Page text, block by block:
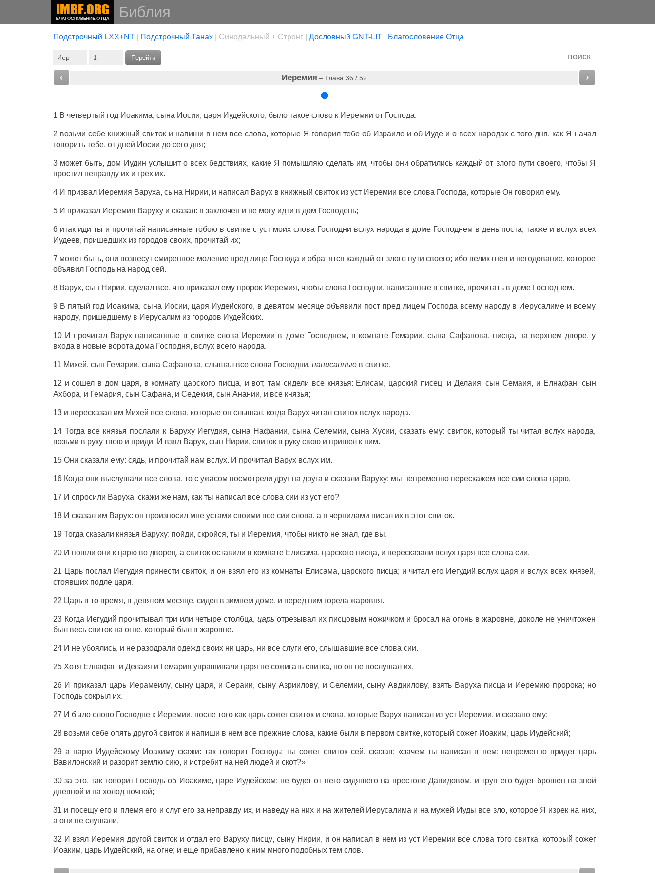
Библия
Подстрочный LXX+NT| Подстрочный Танах| Cинодальный + Стронг| Дословный GNT-LIT| Благословение Отца
поиск
Перейти
‹ Иеремия – Глава 36 / 52 ›
1 В четвертый год Иоакима, сына Иосии, царя Иудейского, было такое словок Иеремии от Господа:
2 возьми себе книжный свитоки напиши в нем всеслова, которые Я говорил тебе об Израиле и об Иуде и о всех народах с того дня, как Я начал
говоритьтебе, от дней Иосии до сего дня;
3 может быть, дом Иудин услышито всех бедствиях, какие Я помышляю сделать им, чтобы ониобратились каждый от злого пути своего, чтобы Я
простил неправдуих и грехих.
4 И призвал Иеремия Варуха, сына Нирии, и написал Варухв книжный свитокиз уст Иеремии все слова Господа, которые Он говорилему.
5 И приказал Иеремия Варухуи сказал: я заключен и не могу идти в дом Господень;
6 итак иди ты и прочитай написанные тобою всвитке суст моихслова Господни вслух народа в доме Господнем в день поста, также и вслухвсех
Иудеев, пришедшихиз городов своих, прочитай их;
7 может быть, они вознесут смиренное молениепред лице Господа иобратятся каждый от злого пути своего; ибо велик гнев и негодование, которое
объявил Господьна народ сей.
8 Варух, сын Нирии, сделалвсе, что приказалему пророк Иеремия, чтобы слова Господни, написанные в свитке, прочитатьв доме Господнем.
9 В пятый год Иоакима, сына Иосии, царя Иудейского, в девятом месяце объявили пост пред лицем Господа всему народув Иерусалиме и всему
народу, пришедшемув Иерусалим из городов Иудейских.
10 И прочитал Варух написанные в свитке слова Иеремии в доме Господнем, в комнате Гемарии,сына Сафанова, писца, на верхнем дворе, у
входа в новые ворота дома Господня, вслухвсего народа.
11 Михей, сын Гемарии, сына Сафанова, слышалвсе слова Господни, написанныев свитке,
12 исошел в дом царя, в комнату царского писца, и вот, тамсидели все князья: Елисам, царский писец, и Делаия,сын Семаия, и Елнафан, сын
Ахбора, и Гемария, сын Сафана, и Седекия, сын Анании, и все князья;
13 и пересказалим Михей все слова, которые он слышал, когда Варух читал свиток вслух народа.
14 Тогда все князья послали к Варуху Иегудия,сына Нафании, сына Селемии,сына Хусии, сказатьему: свиток, который ты читал вслух народа,
возьми в рукутвою и приди. И взял Варух, сын Нирии, свитокв рукусвою и пришелк ним.
15 Они сказали ему: сядь, и прочитай нам вслух. И прочитал Варух вслухим.
16 Когда они выслушали все слова, то с ужасом посмотрели другна друга и сказали Варуху: мы непременно перескажем все сии слова царю.
17 И спросили Варуха: скажи же нам, как ты написалвсе слова сии из устего?
18 И сказалим Варух: он произносилмне устами своими все сии слова, а я чернилами писалих в этот свиток.
19 Тогда сказали князья Варуху: пойди, скройся, ты и Иеремия, чтобы никтоне знал, гдевы.
20 И пошли они к царюво дворец, а свиток оставили в комнате Елисама, царского писца, и пересказали вслух царя все слова сии.
21 Царь послал Иегудия принести свиток, и он взялего из комнаты Елисама, царского писца; и читалего Иегудий вслух царя и вслух всех князей,
стоявших подле царя.
22 Царьв то время, в девятом месяце, сиделв зимнем доме, и перед ним горела жаровня.
23 Когда Иегудий прочитывал три или четыре столбца,царь отрезывал их писцовым ножичком и бросал наогонь вжаровне, доколе неуничтожен
былвесь свитокна огне, который был в жаровне.
24 И не убоялись, и не разодрали одежд своих ни царь, ни все слуги его, слышавшиевсе слова сии.
25 Хотя Елнафан и Делаия и Гемария упрашивали царя не сожигать свитка, но он не послушалих.
26 И приказал царь Иерамеилу,сыну царя, иСераии,сыну Азриилову, иСелемии, сыну Авдиилову, взять Варуха писца и Иеремию пророка; но
Господь сокрылих.
27 И было слово Господнек Иеремии, послетого как царь сожег свитоки слова, которые Варух написализ уст Иеремии, и сказаноему:
28 возьми себе опять другой свитоки напиши в нем все прежние слова, какие были в первом свитке, который сожег Иоаким, царь Иудейский;
29 а царю Иудейскому Иоакиму скажи: так говорит Господь: ты сожег свитоксей,сказав: «зачем ты написал в нем: непременно придет царь
Вавилонский и разорит землюсию, и истребитна ней людей и скот?»
30 за это, так говорит Господь об Иоакиме, царе Иудейском: не будет от негосидящего на престоле Давидовом, итруп его будет брошен на зной
дневной и на холод ночной;
31 и посещуего и племя его ислуг его за неправду их, и наведуна них и на жителей Иерусалима и на мужей Иуды все зло, которое Я изрекна них,
а они не слушали.
32 И взял Иеремия другой свитоки отдалего Варуху писцу,сыну Нирии, и он написал в нем из уст Иеремии всеслова того свитка, который сожег
Иоаким, царь Иудейский, на огне; и еще прибавленок ним много подобныхтем слов.